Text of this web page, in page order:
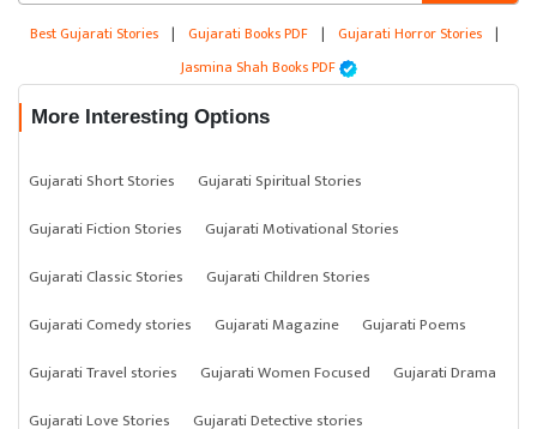
Best Gujarati Stories | Gujarati Books PDF | Gujarati Horror Stories |
Jasmina Shah Books PDF
More Interesting Options
Gujarati Short Stories
Gujarati Spiritual Stories
Gujarati Fiction Stories
Gujarati Motivational Stories
Gujarati Classic Stories
Gujarati Children Stories
Gujarati Comedy stories
Gujarati Magazine
Gujarati Poems
Gujarati Travel stories
Gujarati Women Focused
Gujarati Drama
Gujarati Love Stories
Gujarati Detective stories